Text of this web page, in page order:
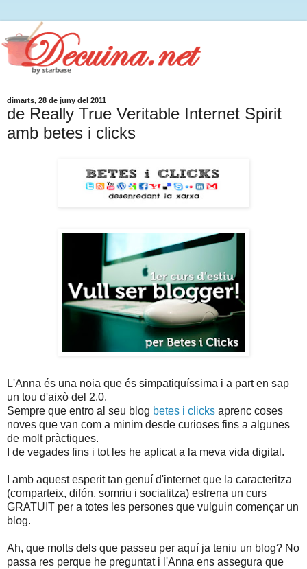
dimarts, 28 de juny del 2011
de Really True Veritable Internet Spirit
amb betes i clicks
L'Anna és una noia que és simpatiquíssima i a part en sap
un tou d'això del 2.0.
Sempre que entro al seu blog betes i clicks aprenc coses
noves que van com a minim desde curioses fins a algunes
de molt pràctiques.
I de vegades fins i tot les he aplicat a la meva vida digital.
I amb aquest esperit tan genuí d'internet que la caracteritza
(comparteix, difón, somriu i socialitza) estrena un curs
GRATUIT per a totes les persones que vulguin començar un
blog.
Ah, que molts dels que passeu per aquí ja teniu un blog? No
passa res perque he preguntat i l'Anna ens assegura que